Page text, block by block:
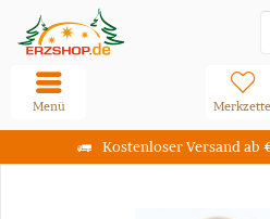
Kostenloser Versand ab
Menü